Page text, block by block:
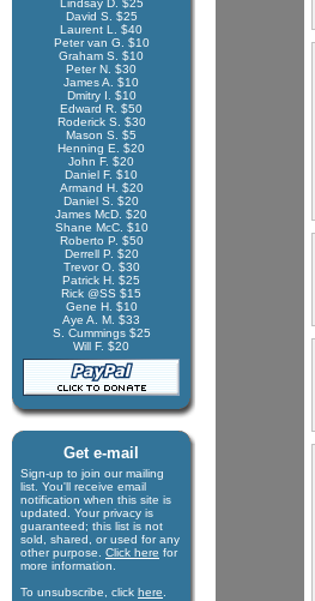
Lindsay D. $25
David S. $25
Laurent L. $40
Peter van G. $10
Graham S. $10
Peter N. $30
James A. $10
Dmitry I. $10
Edward R. $50
Roderick S. $30
Mason S. $5
Henning E. $20
John F. $20
Daniel F. $10
Armand H. $20
Daniel S. $20
James McD. $20
Shane McC. $10
Roberto P. $50
Derrell P. $20
Trevor O. $30
Patrick H. $25
Rick @SS $15
Gene H. $10
Aye A. M. $33
S. Cummings $25
Will F. $20
Get e-mail
Sign-up to join our mail­ing
list. You'll receive e­mail
notification when this site is
updated. Your privacy is
guaran­teed; this list is not
sold, shared, or used for any
other purpose. Click here for
more infor­mation.
To unsubscribe, click here